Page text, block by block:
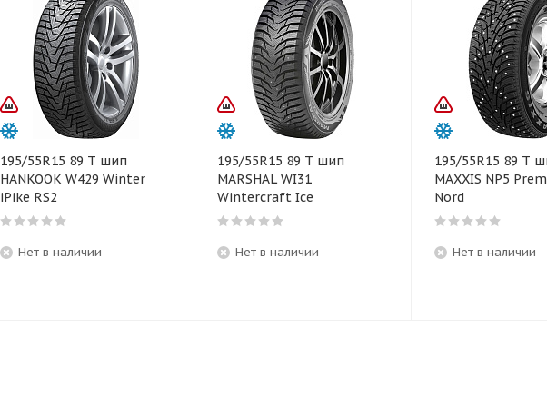
195/55R15 89 T шип
HANKOOK W429 Winter
iPike RS2
Нет в наличии
195/55R15 89 T шип
MARSHAL WI31
Wintercraft Ice
Нет в наличии
195/55R15 89 T
MAXXIS NP5
Nord
Нет в наличии